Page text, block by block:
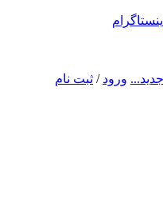
اینستاگرام
ورود / ثبت نام